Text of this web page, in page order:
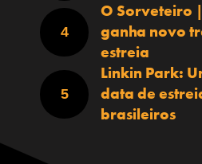
O Sorveteiro
ganha novo
estreia
Linkin Park:
data de
brasileiros